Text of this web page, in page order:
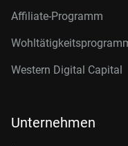
Affiliate-Programm
Western Digital Capital
Unternehmen